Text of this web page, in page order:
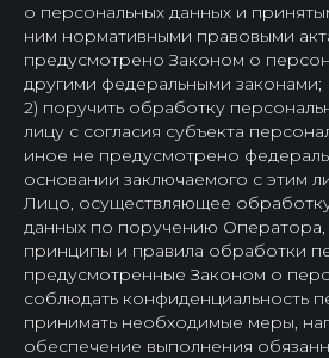
о персональных данных и
ним нормативными правовыми
предусмотрено Законом о
другими федеральными законами;
2) поручить обработку
лицу с согласия субъекта
иное не предусмотрено
основании заключаемого с этим
Лицо, осуществляющее
данных по поручению
принципы и правила обработки
предусмотренные Законом о
соблюдать конфиденциальность
принимать необходимые меры,
обеспечение выполнения